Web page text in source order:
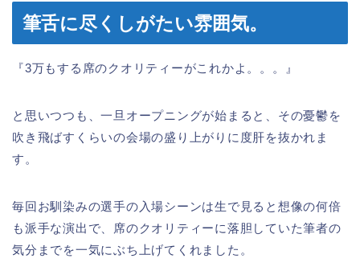
筆舌に尽くしがたい雰囲気。
『3万もする席のクオリティーがこれかよ。。。』
と思いつつも、一旦オープニングが始まると、その憂鬱を
吹き飛ばすくらいの会場の盛り上がりに度肝を抜かれま
す。
毎回お馴染みの選手の入場シーンは生で見ると想像の何倍
も派手な演出で、席のクオリティーに落胆していた筆者の
気分までを一気にぶち上げてくれました。